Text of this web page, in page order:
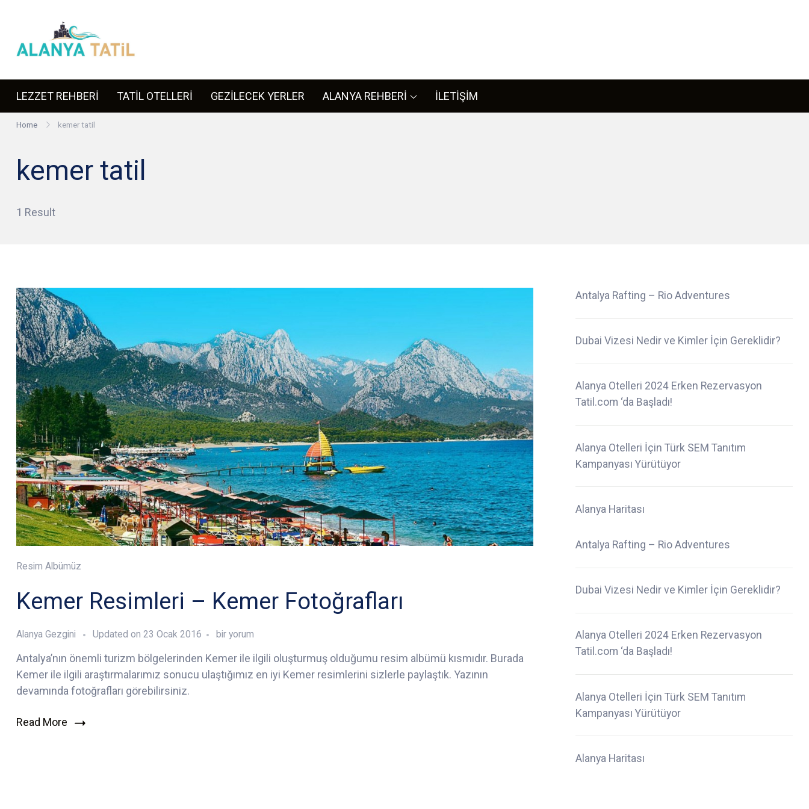
content
LEZZET REHBERİ TATİL OTELLERİ GEZİLECEK YERLER ALANYA REHBERİ İLETİŞİM
Home kemer tatil
kemer tatil
1 Result
Resim Albümüz
Kemer Resimleri – Kemer Fotoğrafları
Alanya Gezgini Updated on 23 Ocak 2016
Kemer
–
Kemer
bir yorum
Antalya’nın önemli turizm bölgelerinden Kemer ile ilgili oluşturmuş olduğumu resim albümü kısmıdır. Burada
Kemer ile ilgili araştırmalarımız sonucu ulaştığımız en iyi Kemer resimlerini sizlerle paylaştık. Yazının
devamında fotoğrafları görebilirsiniz.
Read More
Antalya Rafting – Rio Adventures
Dubai Vizesi Nedir ve Kimler İçin Gereklidir?
Alanya Otelleri 2024 Erken Rezervasyon
Tatil.com ‘da Başladı!
Alanya Otelleri İçin Türk SEM Tanıtım
Kampanyası Yürütüyor
Alanya Haritası
Antalya Rafting – Rio Adventures
Dubai Vizesi Nedir ve Kimler İçin Gereklidir?
Alanya Otelleri 2024 Erken Rezervasyon
Tatil.com ‘da Başladı!
Alanya Otelleri İçin Türk SEM Tanıtım
Kampanyası Yürütüyor
Alanya Haritası